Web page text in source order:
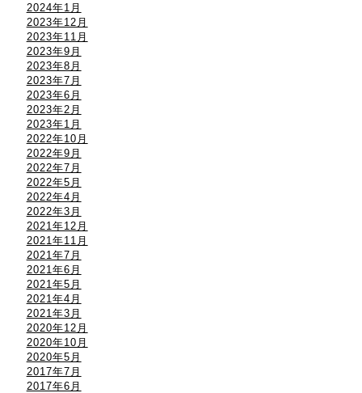
2024年1月
2023年12月
2023年11月
2023年9月
2023年8月
2023年7月
2023年6月
2023年2月
2023年1月
2022年10月
2022年9月
2022年7月
2022年5月
2022年4月
2022年3月
2021年12月
2021年11月
2021年7月
2021年6月
2021年5月
2021年4月
2021年3月
2020年12月
2020年10月
2020年5月
2017年7月
2017年6月